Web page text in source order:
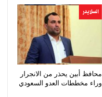
السلايدر
محافظ أبين يحذر من الانجرار
وراء مخططات العدو السعودي